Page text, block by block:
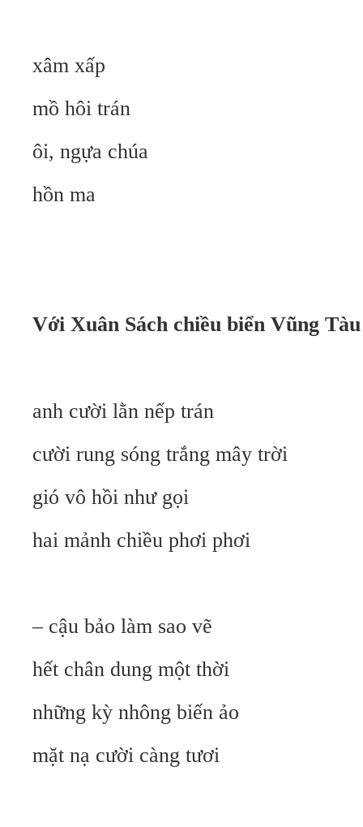
xâm xấp
mồ hôi trán
ôi, ngựa chúa
hồn ma
Với Xuân Sách chiều biển Vũng Tàu
anh cười lằn nếp trán
cười rung sóng trắng mây trời
gió vô hồi như gọi
hai mảnh chiều phơi phơi
– cậu bảo làm sao vẽ
hết chân dung một thời
những kỳ nhông biến ảo
mặt nạ cười càng tươi